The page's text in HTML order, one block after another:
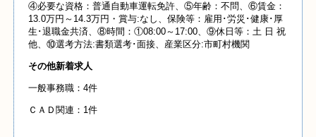
④必要な資格：普通自動車運転免許、⑤年齢：不問、⑥賃金：
13.0万円～14.3万円・賞与:なし、保険等：雇用･労災･健康･厚
生･退職金共済、⑧時間：①08:00～17:00、⑨休日等：土 日 祝
他、⑩選考方法:書類選考･面接、産業区分:市町村機関
その他新着求人
一般事務職：4件
ＣＡＤ関連：1件